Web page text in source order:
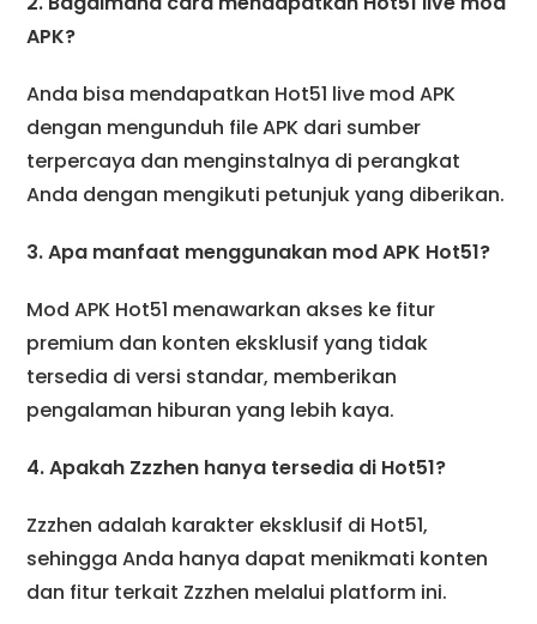
APK?
Anda bisa mendapatkan Hot51 live mod APK
dengan mengunduh file APK dari sumber
terpercaya dan menginstalnya di perangkat
Anda dengan mengikuti petunjuk yang diberikan.
3. Apa manfaat menggunakan mod APK Hot51?
Mod APK Hot51 menawarkan akses ke fitur
premium dan konten eksklusif yang tidak
tersedia di versi standar, memberikan
pengalaman hiburan yang lebih kaya.
4. Apakah Zzzhen hanya tersedia di Hot51?
Zzzhen adalah karakter eksklusif di Hot51,
sehingga Anda hanya dapat menikmati konten
dan fitur terkait Zzzhen melalui platform ini.